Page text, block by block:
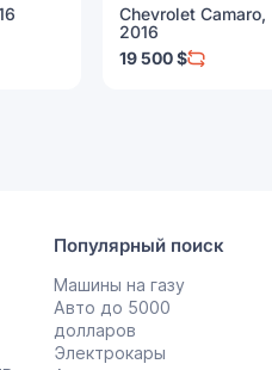
Chevrolet Camaro,
2016
19 500 $
Популярный поиск
Машины на газу
Авто до 5000
долларов
Электрокары